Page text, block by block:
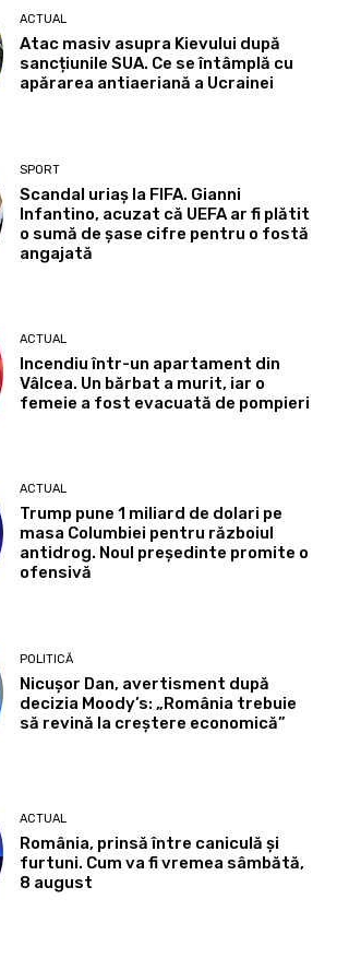
ACTUAL
Atac masiv asupra Kievului după
sancțiunile SUA. Ce se întâmplă cu
apărarea antiaeriană a Ucrainei
SPORT
Scandal uriaș la FIFA. Gianni
Infantino, acuzat că UEFA ar fi plătit
o sumă de șase cifre pentru o fostă
angajată
ACTUAL
Incendiu într-un apartament din
Vâlcea. Un bărbat a murit, iar o
femeie a fost evacuată de pompieri
ACTUAL
Trump pune 1 miliard de dolari pe
masa Columbiei pentru războiul
antidrog. Noul președinte promite o
ofensivă
POLITICĂ
Nicușor Dan, avertisment după
decizia Moody’s: „România trebuie
să revină la creștere economică”
ACTUAL
România, prinsă între caniculă și
furtuni. Cum va fi vremea sâmbătă,
8 august